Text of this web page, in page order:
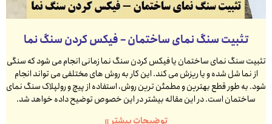
تثبیت سنگ نمای ساختمان – فیکس کردن سنگ نما
تثبیت سنگ نمای ساختمان یا فیکس کردن سنگ نما زمانی انجام می شود که سنگی
از نما شل شده و یا ریزش می کند. این کار به روش های مختلفی می تواند انجام
شود. به طور قطع بهترین و مطمئن ترین روش، استفاده از پیچ و رولپلاک سنگ نمای
ساختمان است. در این مقاله بیشتر در این خصوص توضیح داده خواهد شد.
توضیحات بیشتر »